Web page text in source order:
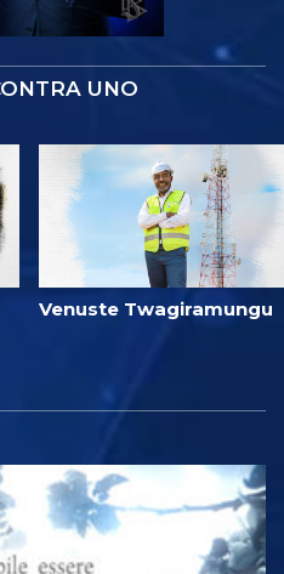
UNO
Venuste Twagiramungu